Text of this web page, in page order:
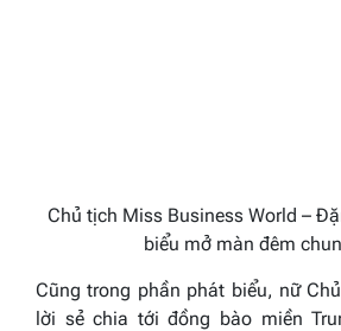
Chủ tịch Miss Business World –
biểu mở màn đêm
Cũng trong phần phát biểu, nữ
lời sẻ chia tới đồng bào miền